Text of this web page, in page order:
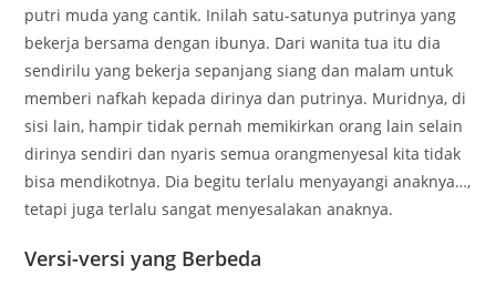
putri muda yang cantik. Inilah satu-satunya putrinya yang
bekerja bersama dengan ibunya. Dari wanita tua itu dia
sendirilu yang bekerja sepanjang siang dan malam untuk
memberi nafkah kepada dirinya dan putrinya. Muridnya, di
sisi lain, hampir tidak pernah memikirkan orang lain selain
dirinya sendiri dan nyaris semua orangmenyesal kita tidak
bisa mendikotnya. Dia begitu terlalu menyayangi anaknya…,
tetapi juga terlalu sangat menyesalakan anaknya.
Versi-versi yang Berbeda